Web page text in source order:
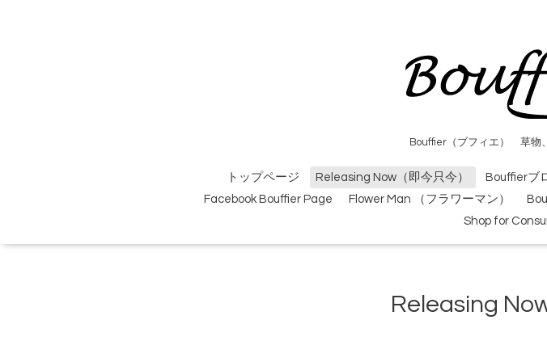
Bouffier（ブフィエ） 草物
トップページ Releasing Now（即今只今） Bouffierブ
Facebook Bouffier Page
Flower Man （フラワーマン）
Shop for
Releasing